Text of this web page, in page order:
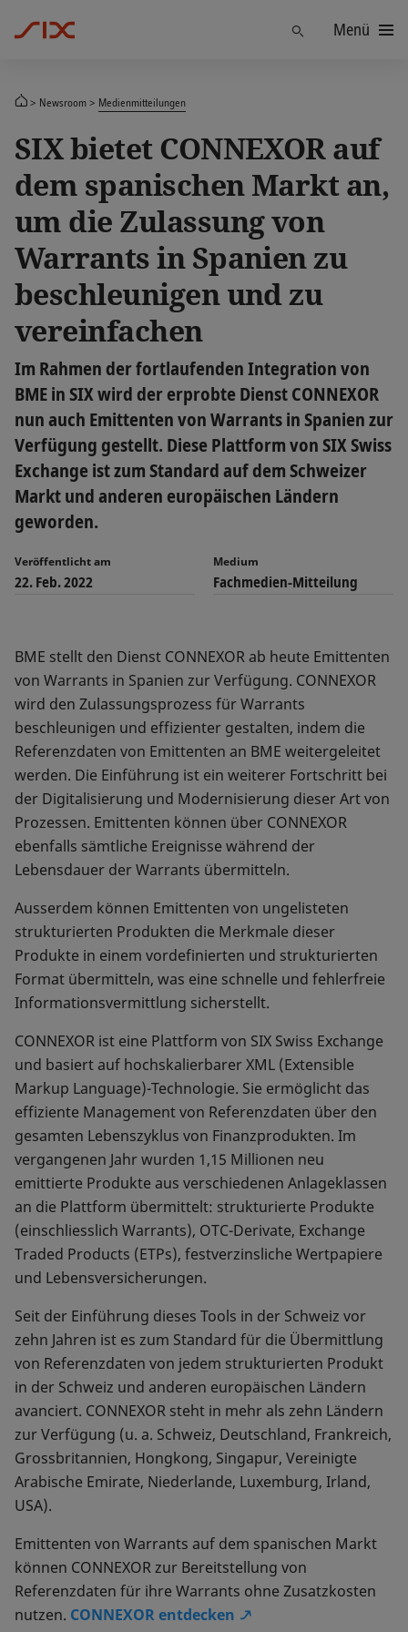
FindenMenü
Newsroom Medienmitteilungen
SIX bietet CONNEXOR auf
dem spanischen Markt an,
um die Zulassung von
Warrants in Spanien zu
beschleunigen und zu
vereinfachen
Im Rahmen der fortlaufenden Integration von
BME in SIX wird der erprobte Dienst CONNEXOR
nun auch Emittenten von Warrants in Spanien zur
Verfügung gestellt. Diese Plattform von SIX Swiss
Exchange ist zum Standard auf dem Schweizer
Markt und anderen europäischen Ländern
geworden.
Veröffentlicht am
22. Feb. 2022
Medium
Fachmedien-Mitteilung
BME stellt den Dienst CONNEXOR ab heute Emittenten
von Warrants in Spanien zur Verfügung. CONNEXOR
wird den Zulassungsprozess für Warrants
beschleunigen und effizienter gestalten, indem die
Referenzdaten von Emittenten an BME weitergeleitet
werden. Die Einführung ist ein weiterer Fortschritt bei
der Digitalisierung und Modernisierung dieser Art von
Prozessen. Emittenten können über CONNEXOR
ebenfalls sämtliche Ereignisse während der
Lebensdauer der Warrants übermitteln.
Ausserdem können Emittenten von ungelisteten
strukturierten Produkten die Merkmale dieser
Produkte in einem vordefinierten und strukturierten
Format übermitteln, was eine schnelle und fehlerfreie
Informationsvermittlung sicherstellt.
CONNEXOR ist eine Plattform von SIX Swiss Exchange
und basiert auf hochskalierbarer XML (Extensible
Markup Language)-Technologie. Sie ermöglicht das
effiziente Management von Referenzdaten über den
gesamten Lebenszyklus von Finanzprodukten. Im
vergangenen Jahr wurden 1,15 Millionen neu
emittierte Produkte aus verschiedenen Anlageklassen
an die Plattform übermittelt: strukturierte Produkte
(einschliesslich Warrants), OTC-Derivate, Exchange
Traded Products (ETPs), festverzinsliche Wertpapiere
und Lebensversicherungen.
Seit der Einführung dieses Tools in der Schweiz vor
zehn Jahren ist es zum Standard für die Übermittlung
von Referenzdaten von jedem strukturierten Produkt
in der Schweiz und anderen europäischen Ländern
avanciert. CONNEXOR steht in mehr als zehn Ländern
zur Verfügung (u. a. Schweiz, Deutschland, Frankreich,
Grossbritannien, Hongkong, Singapur, Vereinigte
Arabische Emirate, Niederlande, Luxemburg, Irland,
USA).
Emittenten von Warrants auf dem spanischen Markt
können CONNEXOR zur Bereitstellung von
Referenzdaten für ihre Warrants ohne Zusatzkosten
nutzen. CONNEXOR entdecken